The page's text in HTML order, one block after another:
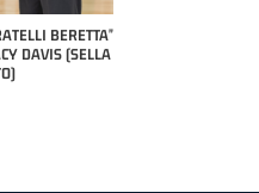
BERETTA" SAMUEL
NAZIONALE APRILE '26 -
RESTELLI (TAV TREVIGLIO